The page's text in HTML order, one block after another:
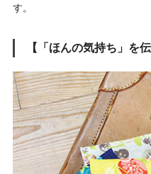
す。
【「ほんの気持ち」を